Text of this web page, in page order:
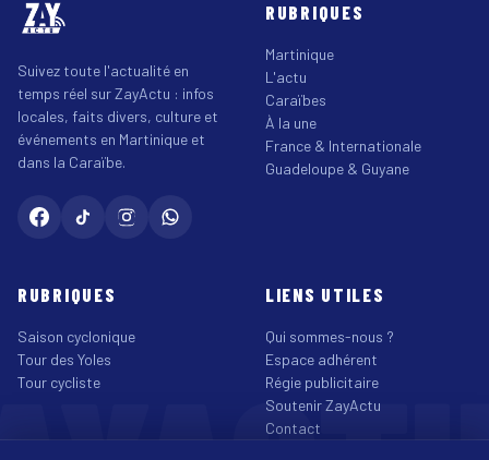
Suivez toute l'actualité en
temps réel sur ZayActu : infos
locales, faits divers, culture et
événements en Martinique et
dans la Caraïbe.
RUBRIQUES
Martinique
L'actu
Caraïbes
À la une
France & Internationale
Guadeloupe & Guyane
RUBRIQUES
Saison cyclonique
Tour des Yoles
Tour cycliste
LIENS UTILES
Qui sommes-nous ?
Espace adhérent
Régie publicitaire
Soutenir ZayActu
Contact